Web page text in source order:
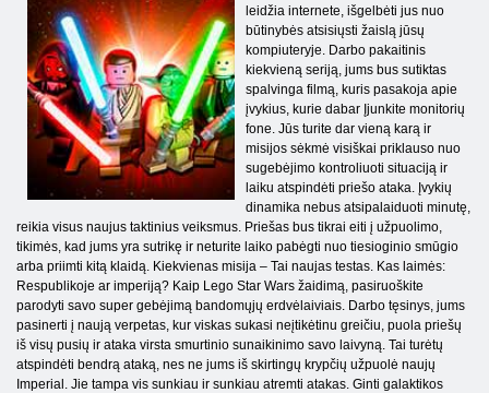
leidžia internete, išgelbėti jus nuo
būtinybės atsisiųsti žaislą jūsų
kompiuteryje. Darbo pakaitinis
kiekvieną seriją, jums bus sutiktas
spalvinga filmą, kuris pasakoja apie
įvykius, kurie dabar Įjunkite monitorių
fone. Jūs turite dar vieną karą ir
misijos sėkmė visiškai priklauso nuo
sugebėjimo kontroliuoti situaciją ir
laiku atspindėti priešo ataka. Įvykių
dinamika nebus atsipalaiduoti minutę,
reikia visus naujus taktinius veiksmus. Priešas bus tikrai eiti į užpuolimo,
tikimės, kad jums yra sutrikę ir neturite laiko pabėgti nuo tiesioginio smūgio
arba priimti kitą klaidą. Kiekvienas misija – Tai naujas testas. Kas laimės:
Respublikoje ar imperiją? Kaip Lego Star Wars žaidimą, pasiruoškite
parodyti savo super gebėjimą bandomųjų erdvėlaiviais. Darbo tęsinys, jums
pasinerti į naują verpetas, kur viskas sukasi neįtikėtinu greičiu, puola priešų
iš visų pusių ir ataka virsta smurtinio sunaikinimo savo laivyną. Tai turėtų
atspindėti bendrą ataką, nes ne jums iš skirtingų krypčių užpuolė naujų
Imperial. Jie tampa vis sunkiau ir sunkiau atremti atakas. Ginti galaktikos